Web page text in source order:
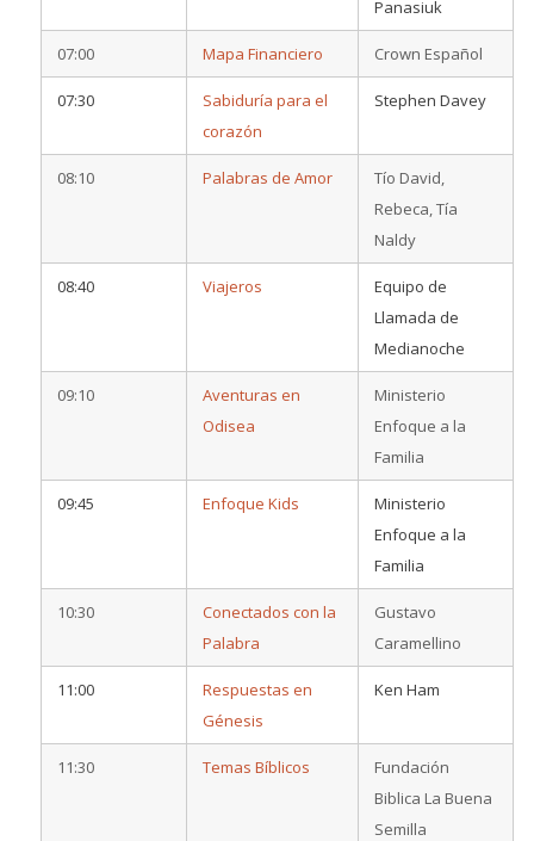
Panasiuk
07:00 Mapa Financiero Crown Español
07:30
Sabiduría para el
corazón
Stephen Davey
08:10 Palabras de Amor
Tío David,
Rebeca, Tía
Naldy
08:40 Viajeros
Equipo de
Llamada de
Medianoche
09:10
Aventuras en
Odisea
Ministerio
Enfoque a la
Familia
09:45 Enfoque Kids
Ministerio
Enfoque a la
Familia
10:30
Conectados con la
Palabra
Gustavo
Caramellino
11:00
Respuestas en
Génesis
Ken Ham
11:30 Temas Bíblicos
Fundación
Biblica La Buena
Semilla